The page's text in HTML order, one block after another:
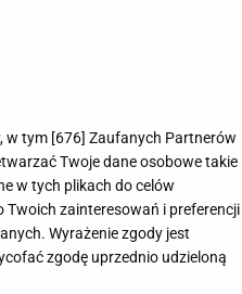
A znalazłam te
deska ratunku, a
w tym [676] Zaufanych Partnerów
Twoje dane osobowe takie
w tych plikach do celów
zainteresowań i preferencji
Wyrażenie zgody jest
zgodę uprzednio udzieloną